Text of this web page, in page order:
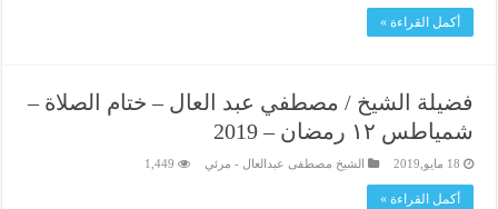
أكمل القراءة »
فضيلة الشيخ / مصطفي عبد العال – ختام الصلاة –
شمياطس ١٢ رمضان – 2019
18 مايو,2019 الشيخ مصطفى عبدالعال - مرئي 1,449
أكمل القراءة »